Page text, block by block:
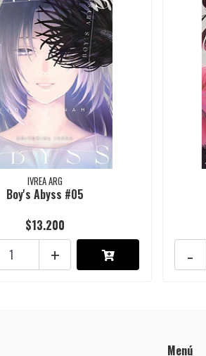
IVREA ARG
Boy's Abyss #05
$13.200
+ -
Menú